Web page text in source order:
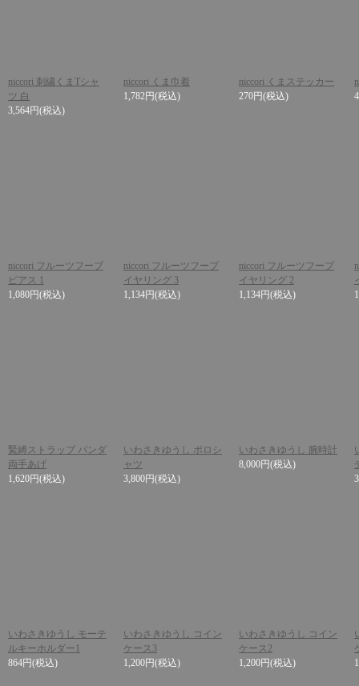
niccori 刺繍くまTシャ
ツ 白
3,564円(税込)
niccori くま巾着
1,782円(税込)
niccori くまステッカー
270円(税込)
niccori フルーツフープ
ピアス 1
1,080円(税込)
niccori フルーツフープ
イヤリング 3
1,134円(税込)
niccori フルーツフープ
イヤリング 2
1,134円(税込)
緊縛ストラップ パンダ
両手あげ
1,620円(税込)
いわさきゆうし ポロシ
ャツ
3,800円(税込)
いわさきゆうし 腕時計
8,000円(税込)
いわさきゆうし モーテ
ルキーホルダー1
864円(税込)
いわさきゆうし コイン
ケース3
1,200円(税込)
いわさきゆうし コイン
ケース2
1,200円(税込)